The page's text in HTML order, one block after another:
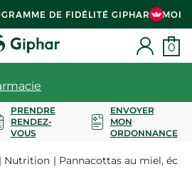
DE FIDÉLITÉ GIPHAR & MOI
0
PRENDRE
RENDEZ-
VOUS
ENVOYER
MON
ORDONNANCE
Nutrition Pannacottas au miel,